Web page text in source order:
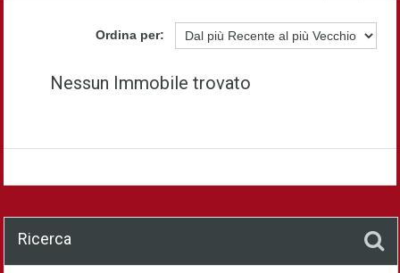
Ordina per:
Nessun Immobile trovato
Ricerca